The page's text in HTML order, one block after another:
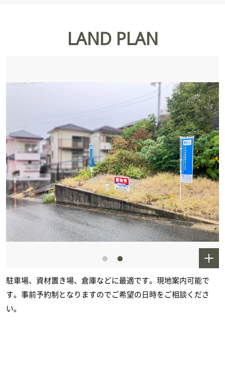
LAND PLAN
駐車場、資材置き場、倉庫などに最適です。現地案内可能で
す。事前予約制となりますのでご希望の日時をご相談くださ
い。